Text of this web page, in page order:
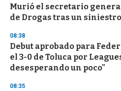
Murió el secretario
de Drogas tras un
08:38
Debut aprobado para
el 3-0 de Toluca por
desesperando un poco"
08:35